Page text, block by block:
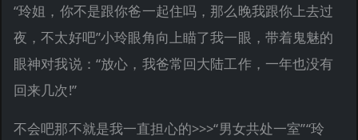
“玲姐，你不是跟你爸一起住吗，那么晚我跟你上去过
夜，不太好吧”小玲眼角向上瞄了我一眼，带着鬼魅的
眼神对我说：“放心，我爸常回大陆工作，一年也没有
回来几次!”
不会吧那不就是我一直担心的>>>“男女共处一室”“玲